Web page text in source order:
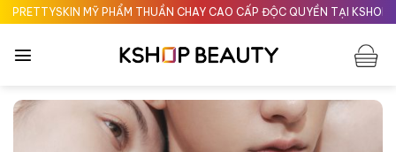
Chuyển
đến
nội
MỸ PHẨM THUẦN CHAY CAO CẤP ĐỘC QUYỀN TẠI